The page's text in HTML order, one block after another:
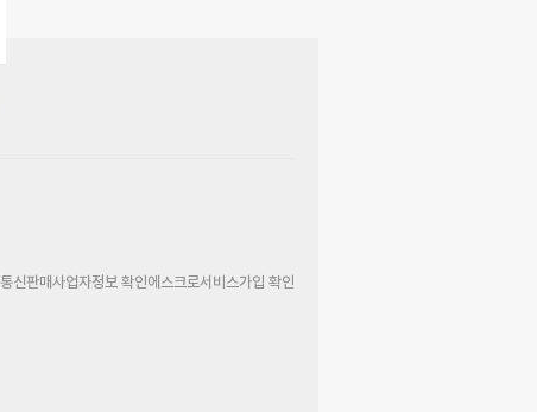
통신판매사업자정보 확인에스크로서비스가입 확인